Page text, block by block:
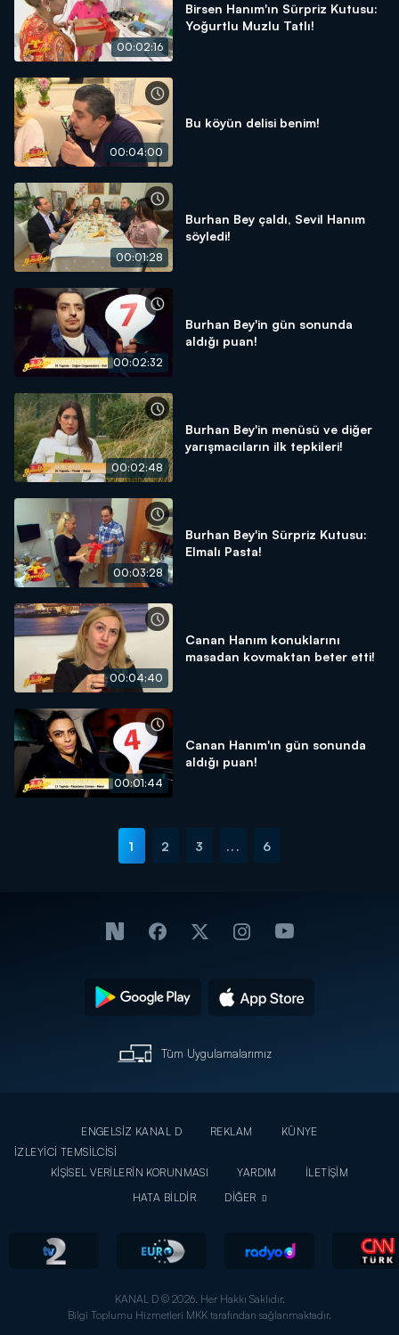
00:02:16
Birsen Hanım'ın Sürpriz Kutusu:
Yoğurtlu Muzlu Tatlı!
00:04:00
Bu köyün delisi benim!
00:01:28
Burhan Bey çaldı, Sevil Hanım
söyledi!
00:02:32
Burhan Bey'in gün sonunda
aldığı puan!
00:02:48
Burhan Bey'in menüsü ve diğer
yarışmacıların ilk tepkileri!
00:03:28
Burhan Bey'in Sürpriz Kutusu:
Elmalı Pasta!
00:04:40
Canan Hanım konuklarını
masadan kovmaktan beter etti!
00:01:44
Canan Hanım'ın gün sonunda
aldığı puan!
1 2 3 ... 6
Tüm Uygulamalarımız
ENGELSİZ KANAL D REKLAM
KÜNYE
İZLEYİCİ TEMSİLCİSİ
KİŞİSEL VERİLERİN KORUNMASI
YARDIM
İLETİŞİM
HATA BİLDİR
DİĞER
KANAL D © 2026. Her Hakkı Saklıdır.
Bilgi Toplumu Hizmetleri MKK tarafından sağlanmaktadır.